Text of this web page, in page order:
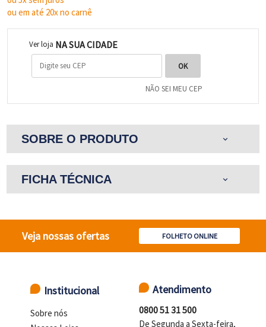
ou em até 20x no carnê
Ver loja NA SUA CIDADE
NÃO SEI MEU CEP
SOBRE O PRODUTO expand_more
FICHA TÉCNICA expand_more
Veja nossas ofertas FOLHETO ONLINE
Institucional
Sobre nós
Atendimento
0800 51 31 500
De Segunda a Sexta-feira,